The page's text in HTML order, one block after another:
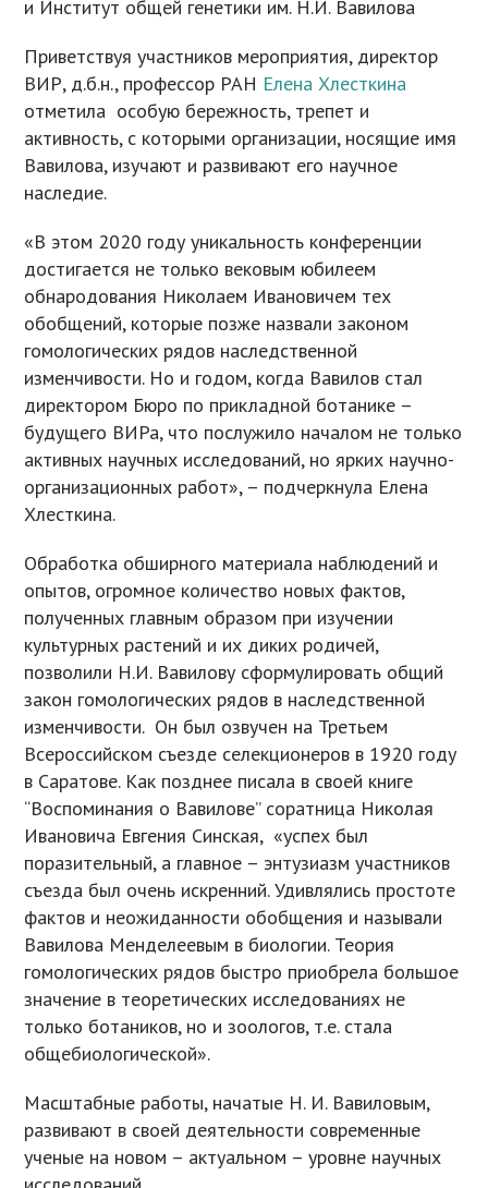
и Институт общей генетики им. Н.И. Вавилова
Приветствуя участников мероприятия, директор
ВИР, д.б.н., профессор РАН Елена Хлесткина
отметила особую бережность, трепет и
активность, с которыми организации, носящие имя
Вавилова, изучают и развивают его научное
наследие.
«В этом 2020 году уникальность конференции
достигается не только вековым юбилеем
обнародования Николаем Ивановичем тех
обобщений, которые позже назвали законом
гомологических рядов наследственной
изменчивости. Но и годом, когда Вавилов стал
директором Бюро по прикладной ботанике –
будущего ВИРа, что послужило началом не только
активных научных исследований, но ярких научно-
организационных работ», – подчеркнула Елена
Хлесткина.
Обработка обширного материала наблюдений и
опытов, огромное количество новых фактов,
полученных главным образом при изучении
культурных растений и их диких родичей,
позволили Н.И. Вавилову сформулировать общий
закон гомологических рядов в наследственной
изменчивости. Он был озвучен на Третьем
Всероссийском съезде селекционеров в 1920 году
в Саратове. Как позднее писала в своей книге
“Воспоминания о Вавилове” соратница Николая
Ивановича Евгения Синская, «успех был
поразительный, а главное – энтузиазм участников
съезда был очень искренний. Удивлялись простоте
фактов и неожиданности обобщения и называли
Вавилова Менделеевым в биологии. Теория
гомологических рядов быстро приобрела большое
значение в теоретических исследованиях не
только ботаников, но и зоологов, т.е. стала
общебиологической».
Масштабные работы, начатые Н. И. Вавиловым,
развивают в своей деятельности современные
ученые на новом – актуальном – уровне научных